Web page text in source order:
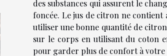
des substances qui assurent le
foncée. Le jus de citron ne
utiliser une bonne quantité de
sur le corps en utilisant du coton
pour garder plus de confort à votre